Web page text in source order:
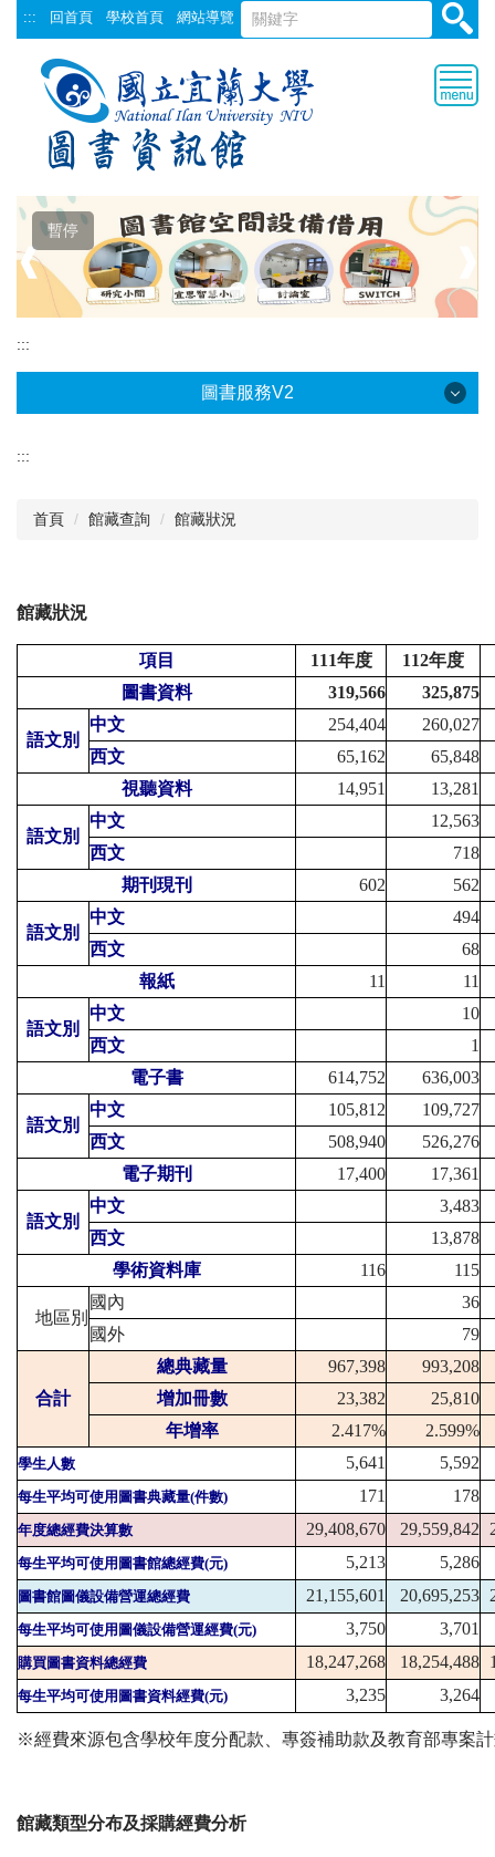
跳
到
::: 回首頁 學校首頁 網站導覽
暫停
❰
:::
圖書服務V2
採編服務
志願服務
:::
首頁 館藏查詢 館藏狀況
館藏狀況
項目 111年度 112年度
圖書資料
319,566 325,875
語文別
中文 254,404
260,027
西文
65,162
65,848
視聽資料
14,951 13,281
語文別
中文
12,563
西文
718
期刊現刊
602 562
語文別
中文
494
西文
68
報紙
11 11
語文別
中文
10
西文
1
電子書
614,752 636,003
語文別
中文 105,812
109,727
西文
508,940
526,276
電子期刊
17,400 17,361
語文別
中文
3,483
西文
13,878
學術資料庫
116 115
地區別
國內
36
國外
79
合計
總典藏量 967,398 993,208
增加冊數
23,382 25,810
年增率
2.417% 2.599%
學生人數 5,641 5,592
每生平均可使用圖書典藏量(件數) 171 178
年度總經費決算數 29,408,670 29,559,842
每生平均可使用圖書館總經費(元) 5,213 5,286
圖書館圖儀設備營運總經費 21,155,601 20,695,253
每生平均可使用圖儀設備營運經費(元) 3,750 3,701
購買圖書資料總經費 18,247,268 18,254,488
每生平均可使用圖書資料經費(元) 3,235 3,264
※經費來源包含學校年度分配款、專簽補助款及教育部專案
館藏類型分布及採購經費分析